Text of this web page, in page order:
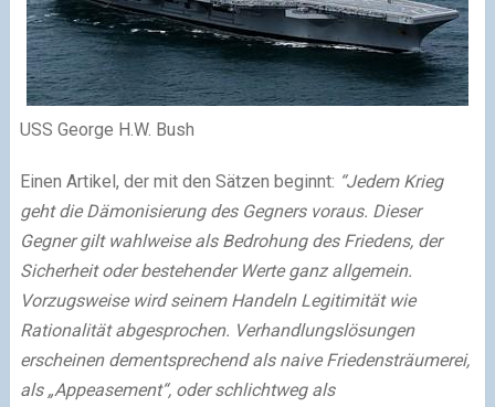
USS George H.W. Bush
Einen Artikel, der mit den Sätzen beginnt: “Jedem Krieg
geht die Dämonisierung des Gegners vor­aus. Dieser
Gegner gilt wahl­weise als Bedrohung des Friedens, der
Sicherheit oder beste­hen­der Werte ganz all­ge­mein.
Vorzugsweise wird sei­nem Handeln Legitimität wie
Rationalität abge­spro­chen. Verhandlungslösungen
erschei­nen dem­ent­spre­chend als naive Friedensträumerei,
als „Appeasement“, oder schlicht­weg als